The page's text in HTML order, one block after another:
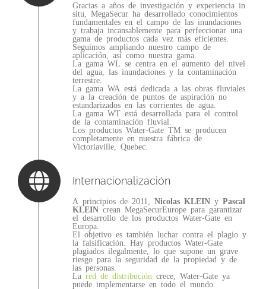
Gracias a años de investigación y experiencia in
situ, MegaSecur ha desarrollado conocimientos
fundamentales en el campo de las inundaciones
y trabaja incansablemente para perfeccionar una
gama de productos cada vez más eficientes.
Seguimos ampliando nuestro campo de
aplicación, así como nuestra gama.
La gama WL se centra en el aumento del nivel
del agua, las inundaciones y la contaminación
terrestre.
La gama WA está dedicada a las obras fluviales
y a la creación de puntos de aspiración no
estandarizados en las corrientes de agua.
La gama WT está desarrollada para el control
de la contaminación fluvial.
Los productos Water-Gate TM se producen
completamente en nuestra fábrica de
Victoriaville, Quebec.
Internacionalización
A principios de 2011, Nicolas KLEINy Pascal
KLEINcrean MegaSecurEurope para garantizar
el desarrollo de los productos Water-Gate en
Europa.
El objetivo es también luchar contra el plagio y
la falsificación. Hay productos Water-Gate
plagiados ilegalmente, lo que supone un grave
riesgo para la seguridad de la propiedad y de
las personas.
La red de distribución crece, Water-Gate ya
puede implementarse en todo el mundo.